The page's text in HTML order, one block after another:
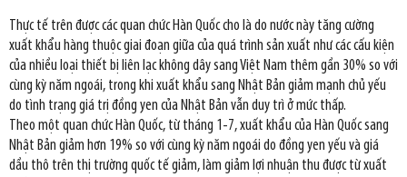
​Thực tế trên được các quan chức Hàn Quốc cho là do nước này tăng cường
xuất khẩu hàng thuộc giai đoạn giữa của quá trình sản xuất như các cấu kiện
của nhiều loại thiết bị liên lạc không dây sang Việt Nam thêm gần 30% so với
cùng kỳ năm ngoái, trong khi xuất khẩu sang Nhật Bản giảm mạnh chủ yếu
do tình trạng giá trị đồng yen của Nhật Bản vẫn duy trì ở mức thấp.
Theo một quan chức Hàn Quốc, từ tháng 1-7, xuất khẩu của Hàn Quốc sang
Nhật Bản giảm hơn 19% so với cùng kỳ năm ngoái do đồng yen yếu và giá
dầu thô trên thị trường quốc tế giảm, làm giảm lợi nhuận thu được từ xuất